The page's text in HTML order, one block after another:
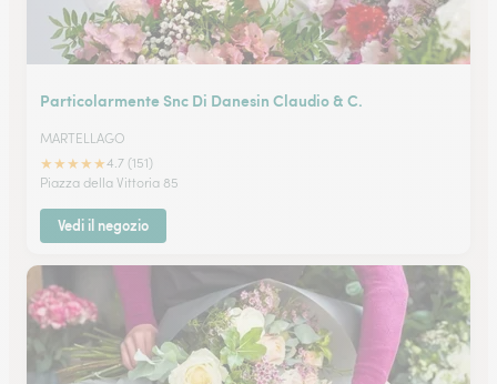
Particolarmente Snc Di Danesin Claudio & C.
MARTELLAGO
★★★★★4.7 (151)
Piazza della Vittoria 85
Vedi il negozio